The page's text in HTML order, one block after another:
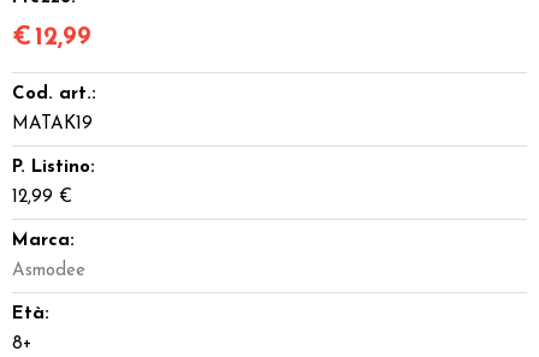
€ 12,99
Cod. art.:
MATAK19
P. Listino:
12,99 €
Marca:
Asmodee
Età:
8+